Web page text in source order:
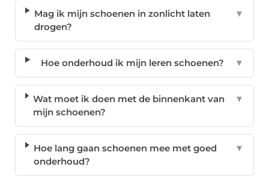
Mag ik mijn schoenen in zonlicht laten
drogen?
▼
Hoe onderhoud ik mijn leren schoenen? ▼
Wat moet ik doen met de binnenkant van
mijn schoenen?
▼
Hoe lang gaan schoenen mee met goed
onderhoud?
▼